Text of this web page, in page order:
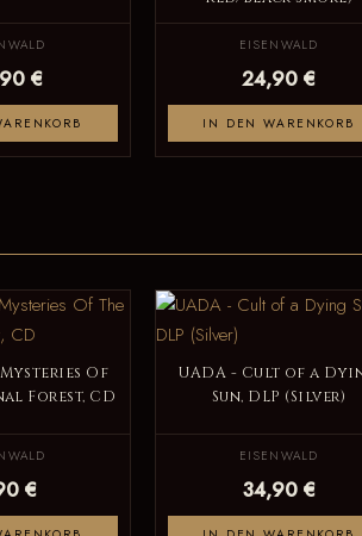
€
EISENWALD
24,90 €
IN DEN WARENKORB
Mysteries Of
Forest, CD
€
UADA - Cult of a
Sun, DLP (Silver)
EISENWALD
34,90 €